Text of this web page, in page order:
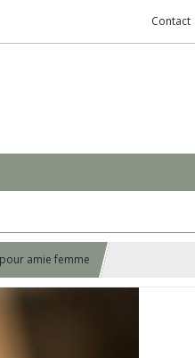
Contact
amie femme